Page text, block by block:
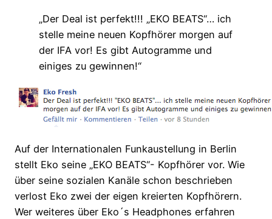
„Der Deal ist perfekt!!! „EKO BEATS“… ich
stelle meine neuen Kopfhörer morgen auf
der IFA vor! Es gibt Autogramme und
einiges zu gewinnen!“
Auf der Internationalen Funkaustellung in Berlin
stellt Eko seine „EKO BEATS“- Kopfhörer vor. Wie
über seine sozialen Kanäle schon beschrieben
verlost Eko zwei der eigen kreierten Kopfhörern.
Wer weiteres über Eko´s Headphones erfahren